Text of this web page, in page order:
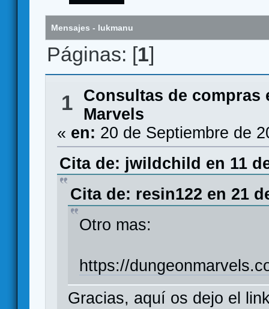
Mensajes - lukmanu
Páginas: [1]
1
Consultas de compras
Marvels
« en: 20 de Septiembre de
Cita de: jwildchild en 11
Cita de: resin122 en 21
Otro mas:
https://
Gracias, aquí os dejo el